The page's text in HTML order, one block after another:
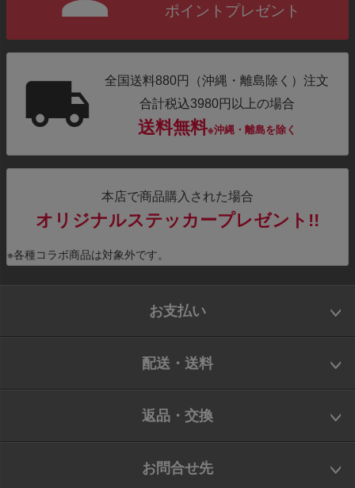
ポイントプレゼント
全国送料880円（沖縄・離島除く）注文
合計税込3980円以上の場合
送料無料※沖縄・離島を除く
本店で商品購入された場合
オリジナルステッカープレゼント!!
※各種コラボ商品は対象外です。
お支払い
配送・送料
返品・交換
お問合せ先